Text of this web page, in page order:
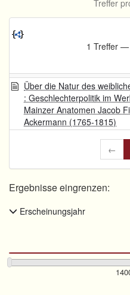
Treffer
1 Treffer —
Über die Natur des
: Geschlechterpolitik im
Mainzer Anatomen Jacob
Ackermann (1765-1815)
←
Ergebnisse eingrenzen:
Erscheinungsjahr